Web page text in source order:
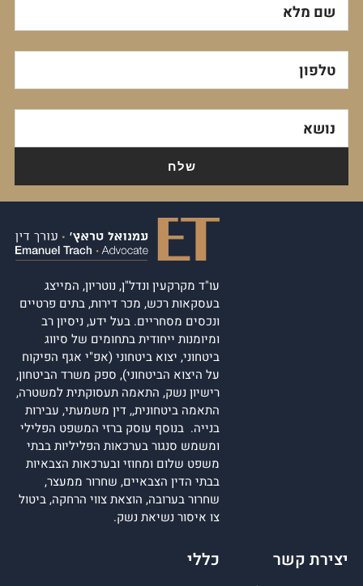
שם מלא
טלפון
נושא
עו"ד מקרקעין ונדל"ן, נוטריון, המייצג
בעסקאות רכש, מכר דירות, בתים פרטיים
ונכסים מסחריים. בעל ידע, ניסיון רב
ומיומנות ייחודית בתחומים של סיווג
ביטחוני, יצוא ביטחוני (אפ"י אגף הפיקוח
על היצוא הביטחוני), ספק משרד הביטחון,
רישיון נשק, התאמה תעסוקתית למשטרה,
התאמה ביטחונית,, דין משמעתי, עבירות
בנייה. בנוסף עוסק ברזי המשפט הפלילי
ומשמש סנגור בערכאות הפליליות בבתי
משפט שלום ומחוזי ובערכאות הצבאיות
בבתי הדין הצבאיים, שחרור ממעצר,
שחרור בערובה, הוצאת צווי הרחקה, ביטול
צו איסור נשיאת נשק.
יצירת קשר כללי